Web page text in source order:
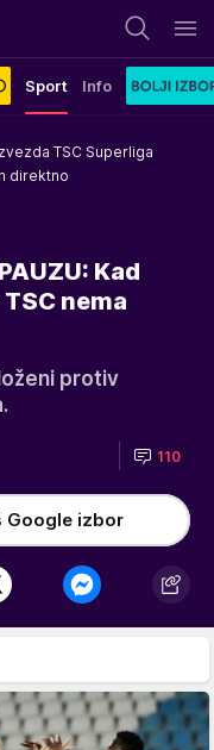
Sport Info
TSC Superliga
direktno
Kad
nema
protiv
110
Google izbor